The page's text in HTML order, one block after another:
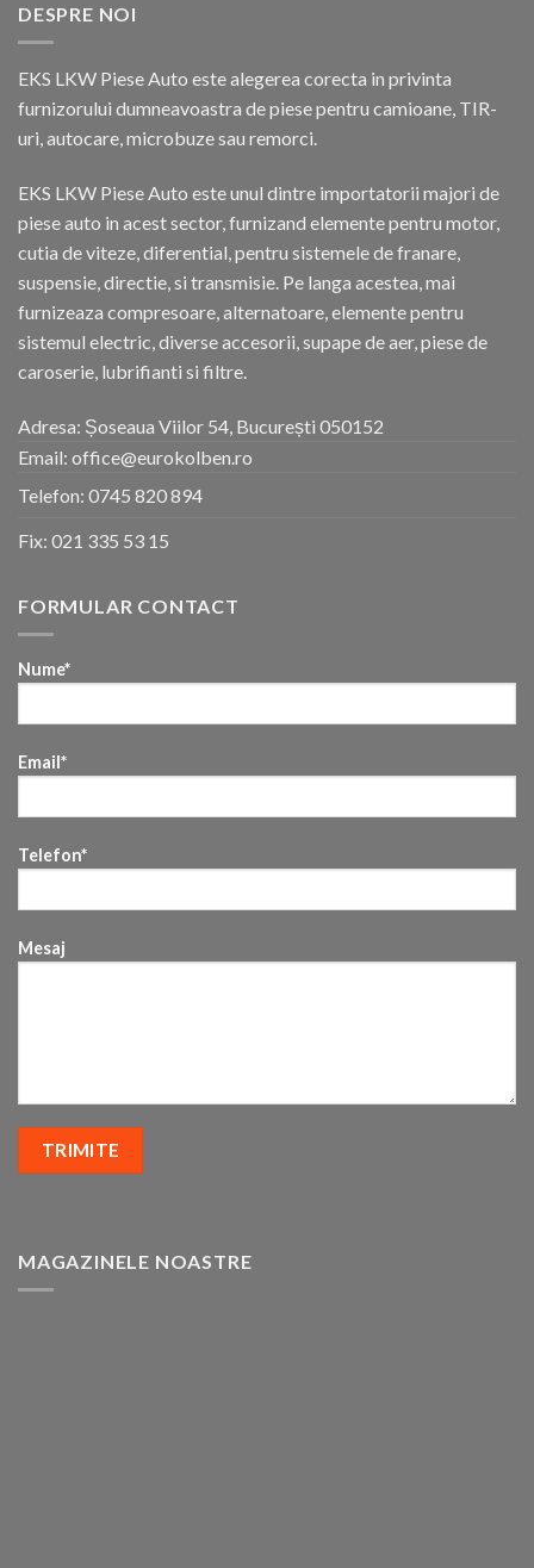
DESPRE NOI
EKS LKW Piese Auto este alegerea corecta in privinta
furnizorului dumneavoastra de piese pentru camioane, TIR-
uri, autocare, microbuze sau remorci.
EKS LKW Piese Auto este unul dintre importatorii majori de
piese auto in acest sector, furnizand elemente pentru motor,
cutia de viteze, diferential, pentru sistemele de franare,
suspensie, directie, si transmisie. Pe langa acestea, mai
furnizeaza compresoare, alternatoare, elemente pentru
sistemul electric, diverse accesorii, supape de aer, piese de
caroserie, lubrifianti si filtre.
Adresa: Șoseaua Viilor 54, București 050152
Email: office@eurokolben.ro
Telefon: 0745 820 894
Fix: 021 335 53 15
FORMULAR CONTACT
Nume*
Email*
Telefon*
Mesaj
MAGAZINELE NOASTRE